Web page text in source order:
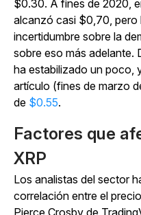
$0.30. A fines de 2020,
alcanzó casi $0,70, pero
incertidumbre sobre la
sobre eso más adelante.
ha estabilizado un poco,
artículo (fines de marzo
de $0.55.
Factores que
XRP
Los analistas del sector
correlación entre el
Pierce Crosby de